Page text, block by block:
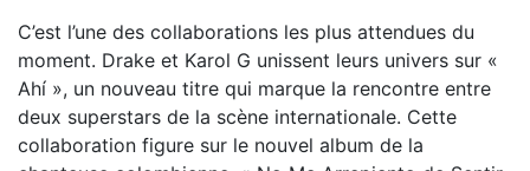
C’est l’une des collaborations les plus attendues du
moment. Drake et Karol G unissent leurs univers sur «
Ahí », un nouveau titre qui marque la rencontre entre
deux superstars de la scène internationale. Cette
collaboration figure sur le nouvel album de la